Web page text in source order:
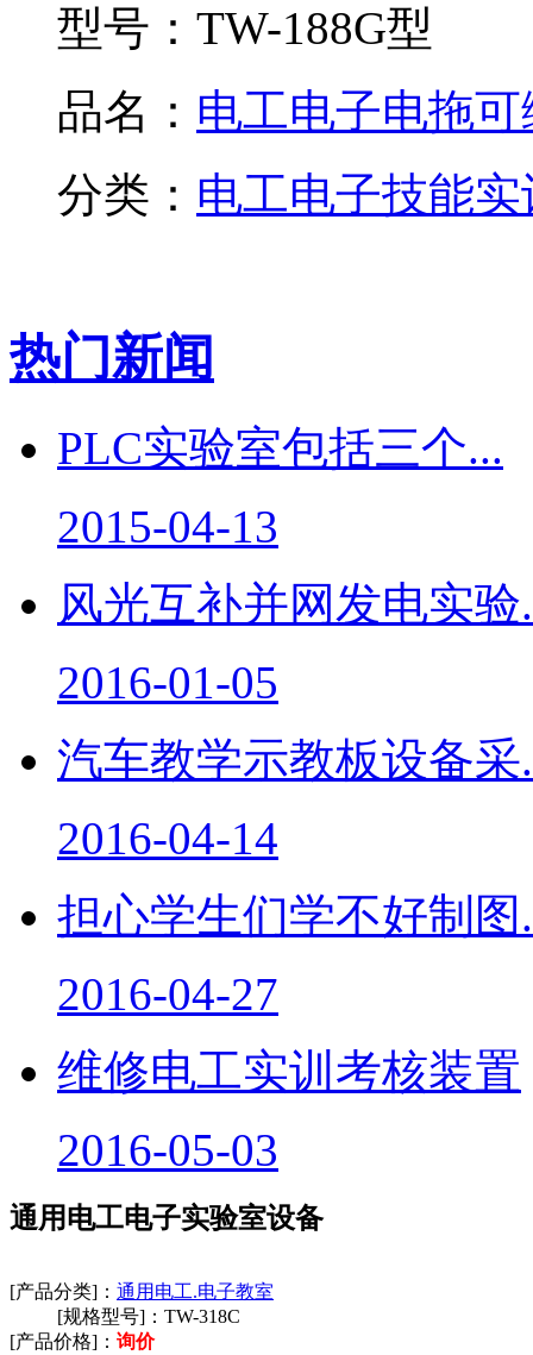
型号： TW-188G型
品名： 电工电子电拖可
分类： 电工电子技能
热门新闻
PLC实验室包括三个...
2015-04-13
风光互补并网发电实验
2016-01-05
汽车教学示教板设备采
2016-04-14
担心学生们学不好制图
2016-04-27
维修电工实训考核装置
2016-05-03
通用电工电子实验室设备
[产品分类]： 通用电工.电子教室
[规格型号]： TW-318C
[产品价格]： 询价